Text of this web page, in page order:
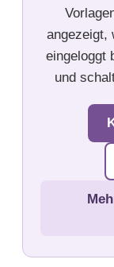
angezeigt,
eingeloggt
und